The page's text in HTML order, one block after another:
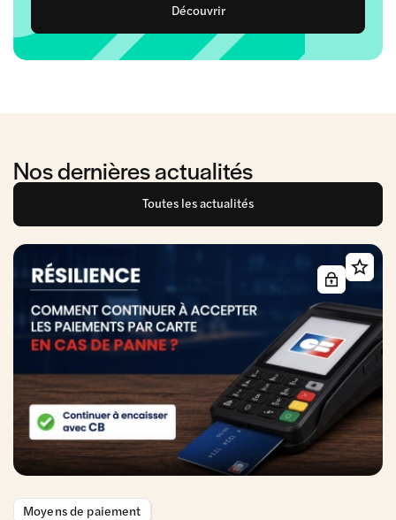
Découvrir
Nos dernières actualités
Toutes les actualités
Moyens de paiement